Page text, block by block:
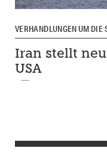
VERHANDLUNGEN UM DIE
Iran stellt
USA